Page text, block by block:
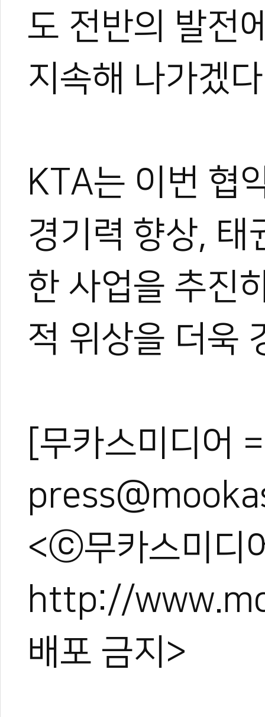
도 전반의 발전
지속해 나가겠
KTA는 이번 협
경기력 향상, 태
한 사업을 추진
적 위상을 더욱
[무카스미디어
<ⓒ무카스미디
http://
배포 금지>